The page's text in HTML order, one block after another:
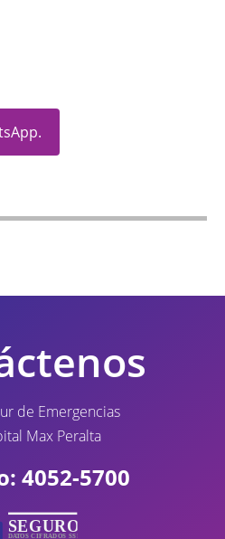
de Emergencias
Max Peralta
4052-5700